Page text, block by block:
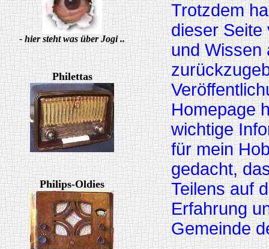
- hier steht was über Jogi ..
Philettas
Philips-Oldies
Trotzdem
dieser Seite
und Wissen
Homepage
wichtige
für mein
gedacht,
Teilens auf
Erfahrung
Gemeinde